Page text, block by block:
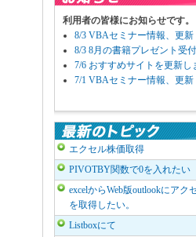
利用者の皆様にお知らせです。
8/3 VBAセミナー情報、更新
8/3 8月の書籍プレゼント受
7/6 おすすめサイトを更新し
7/1 VBAセミナー情報、更新
エクセル株価取得
PIVOTBY関数で0を入れたい
excelからWeb版outlookにアク
を取得したい。
Listboxにて